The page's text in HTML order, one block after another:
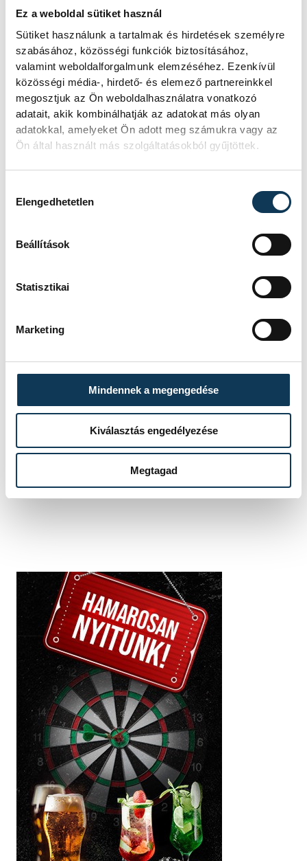
Ez a weboldal sütiket használ
Sütiket használunk a tartalmak és hirdetések személyre
szabásához, közösségi funkciók biztosításához,
valamint weboldalforgalmunk elemzéséhez. Ezenkívül
közösségi média-, hirdető- és elemező partnereinkkel
megosztjuk az Ön weboldalhasználatra vonatkozó
adatait, akik kombinálhatják az adatokat más olyan
adatokkal, amelyeket Ön adott meg számukra vagy az
Ön által használt más szolgáltatásokból gyűjtöttek.
Elengedhetetlen
Beállítások
Statisztikai
Marketing
Mindennek a megengedése
Kiválasztás engedélyezése
Megtagad
nyerjenek. Ettől egyetlen meccs, a 87
kilósok szerdai döntője választja el őket.
Magyar birkózó legutóbb 2004-ben nyert
olimpiát. Akkor Majoros István
diadalmaskodott a kötöttfogásúak 55
kilós kategóriájában. Lőrinczé a magyar
birkózás 20. olimpiai aranyérme, egyúttal ő
a 19. magyar aranyérmes birkózó a játékok
történetében.
Lőrincz Tamás
SZERZŐ
vehir.hu